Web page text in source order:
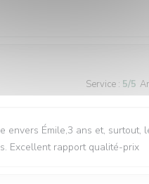
Service : 5/5
Émile,3 ans et, surtout,
Excellent rapport qualité-prix